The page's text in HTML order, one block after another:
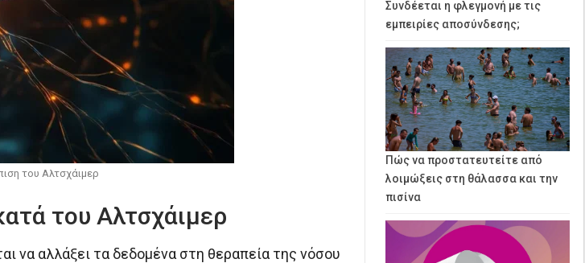
του Αλτσχάιμερ
του Αλτσχάιμερ
να αλλάξει τα δεδομένα στη θεραπεία της νόσου
Συνδέεται η φλεγμονή με τις
εμπειρίες αποσύνδεσης;
Πώς να προστατευτείτε από
λοιμώξεις στη θάλασσα και την
πισίνα